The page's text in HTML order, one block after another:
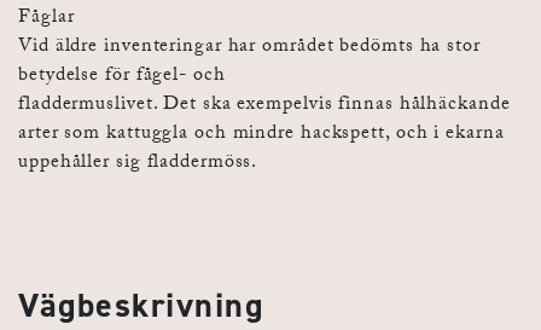
Fåglar
Vid äldre inventeringar har området bedömts ha stor
betydelse för fågel- och
fladdermuslivet. Det ska exempelvis finnas hålhäckande
arter som kattuggla och mindre hackspett, och i ekarna
uppehåller sig fladdermöss.
Vägbeskrivning